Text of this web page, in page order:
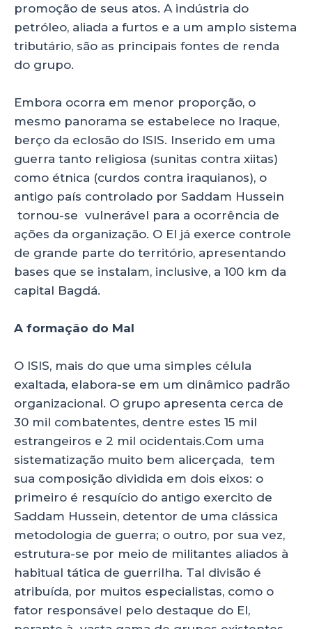
promoção de seus atos. A indústria do
petróleo, aliada a furtos e a um amplo sistema
tributário, são as principais fontes de renda
do grupo.
Embora ocorra em menor proporção, o
mesmo panorama se estabelece no Iraque,
berço da eclosão do ISIS. Inserido em uma
guerra tanto religiosa (sunitas contra xiitas)
como étnica (curdos contra iraquianos), o
antigo país controlado por Saddam Hussein
tornou-se vulnerável para a ocorrência de
ações da organização. O EI já exerce controle
de grande parte do território, apresentando
bases que se instalam, inclusive, a 100 km da
capital Bagdá.
A formação do Mal
O ISIS, mais do que uma simples célula
exaltada, elabora-se em um dinâmico padrão
organizacional. O grupo apresenta cerca de
30 mil combatentes, dentre estes 15 mil
estrangeiros e 2 mil ocidentais.Com uma
sistematização muito bem alicerçada, tem
sua composição dividida em dois eixos: o
primeiro é resquício do antigo exercito de
Saddam Hussein, detentor de uma clássica
metodologia de guerra; o outro, por sua vez,
estrutura-se por meio de militantes aliados à
habitual tática de guerrilha. Tal divisão é
atribuída, por muitos especialistas, como o
fator responsável pelo destaque do EI,